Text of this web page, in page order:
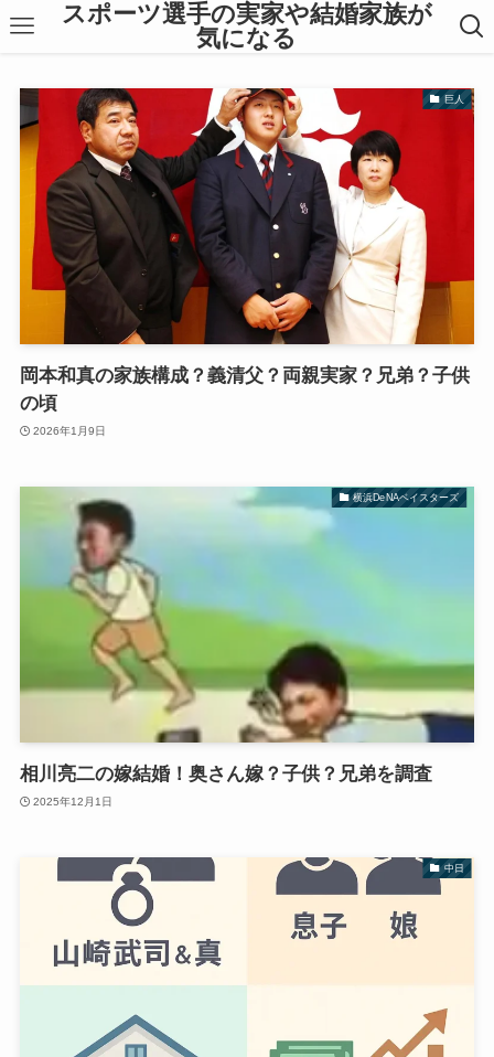
スポーツ選手の実家や結婚家族が
気になる
巨人
岡本和真の家族構成？義清父？両親実家？兄弟？子供
の頃
2026年1月9日
横浜DeNAベイスターズ
相川亮二の嫁結婚！奥さん嫁？子供？兄弟を調査
2025年12月1日
中日